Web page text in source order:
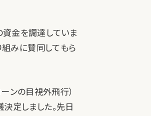
資金を調達していま
組みに賛同してもら
ンの目視外飛行）
定しました。先日